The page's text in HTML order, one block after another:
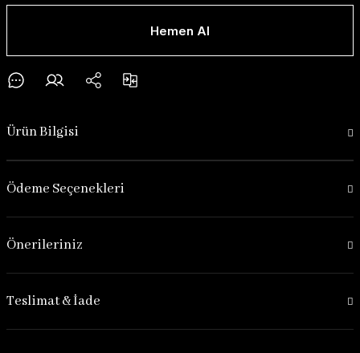
Hemen Al
Ürün Bilgisi
Ödeme Seçenekleri
Önerileriniz
Teslimat & İade